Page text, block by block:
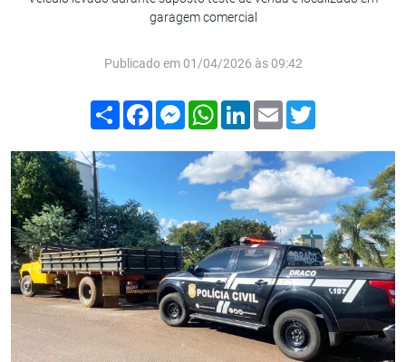
garagem comercial
Publicado em 01/04/2026 às 09:42
Compartilhar
FacebookMessenger
WhatsApp
LinkedIn
Email